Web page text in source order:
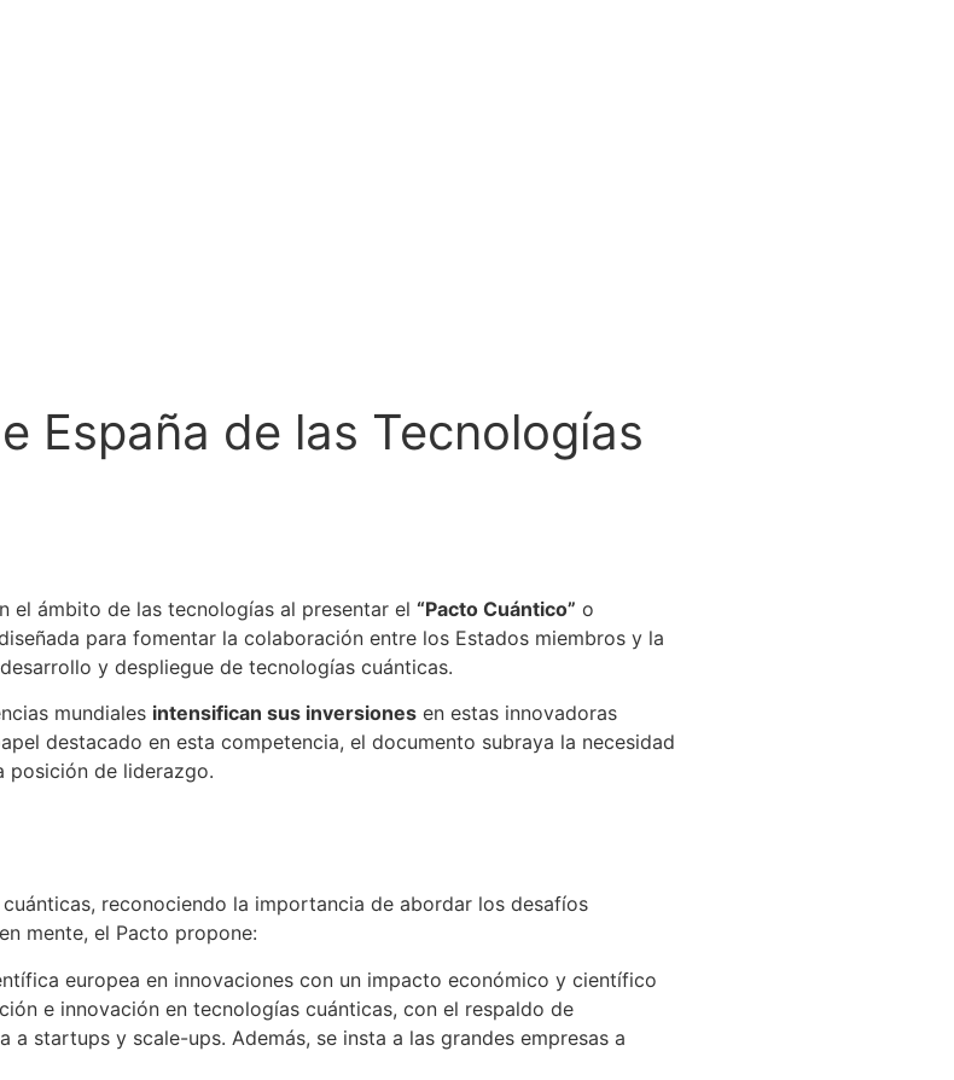
España de las Tecnologías
el ámbito de las tecnologías al presentar el “Pacto Cuántico” o
para fomentar la colaboración entre los Estados miembros y la
y despliegue de tecnologías cuánticas.
mundiales intensifican sus inversiones en estas innovadoras
destacado en esta competencia, el documento subraya la necesidad
posición de liderazgo.
reconociendo la importancia de abordar los desafíos
mente, el Pacto propone:
europea en innovaciones con un impacto económico y científico
e innovación en tecnologías cuánticas, con el respaldo de
startups y scale-ups. Además, se insta a las grandes empresas a